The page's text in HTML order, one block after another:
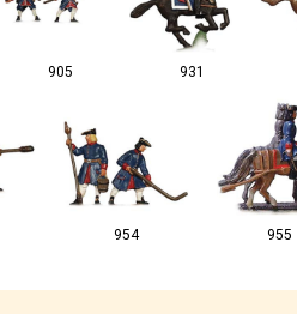
905 931
954 955